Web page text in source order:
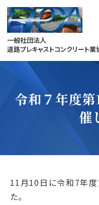
Skip
to
content
一般社団法人
道路プレキャストコンクリート業
令和７年度
催
11月10日に令和7年
た。